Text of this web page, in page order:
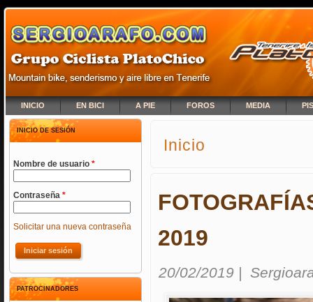
INICIO EN BICI A PIE FOROS MEDIA
INICIO DE SESIÓN
Nombre de usuario *
Contraseña *
Solicitar una nueva contraseña
PATROCINADORES
SE ENCUENTRA USTED
Inicio
2019
20/02/2019 |